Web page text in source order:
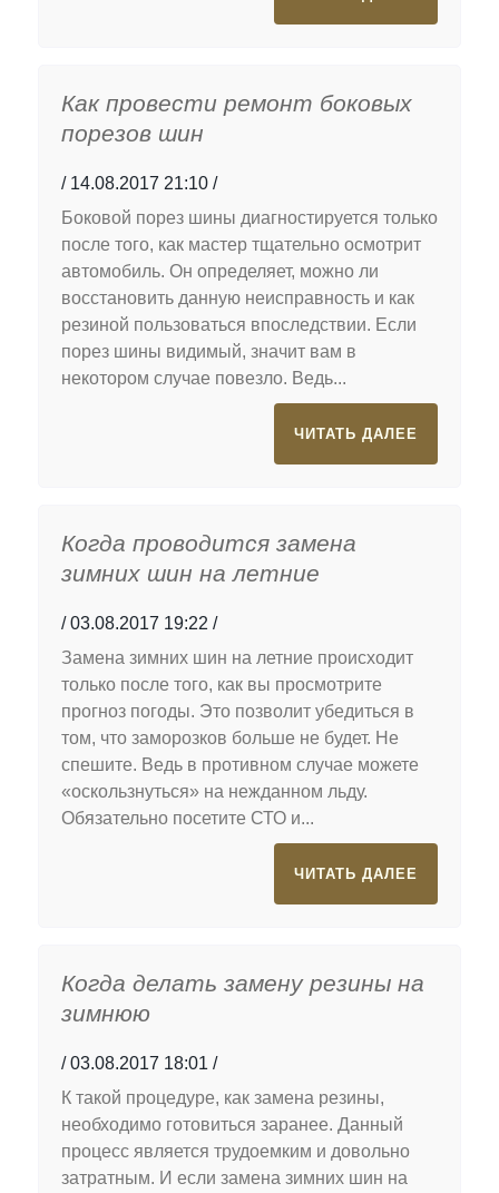
Как провести ремонт боковых
порезов шин
14.08.2017 21:10
Боковой порез шины диагностируется только
после того, как мастер тщательно осмотрит
автомобиль. Он определяет, можно ли
восстановить данную неисправность и как
резиной пользоваться впоследствии. Если
порез шины видимый, значит вам в
некотором случае повезло. Ведь...
ЧИТАТЬ ДАЛЕЕ
Когда проводится замена
зимних шин на летние
03.08.2017 19:22
Замена зимних шин на летние происходит
только после того, как вы просмотрите
прогноз погоды. Это позволит убедиться в
том, что заморозков больше не будет. Не
спешите. Ведь в противном случае можете
«оскользнуться» на нежданном льду.
Обязательно посетите СТО и...
ЧИТАТЬ ДАЛЕЕ
Когда делать замену резины на
зимнюю
03.08.2017 18:01
К такой процедуре, как замена резины,
необходимо готовиться заранее. Данный
процесс является трудоемким и довольно
затратным. И если замена зимних шин на